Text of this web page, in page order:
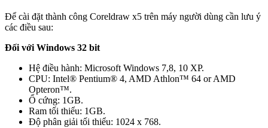
Để cài đặt thành công Coreldraw x5 trên máy người dùng cần lưu ý
các điều sau:
Đối với Windows 32 bit
Hệ điều hành: Microsoft Windows 7,8, 10 XP.
CPU: Intel® Pentium® 4, AMD Athlon™ 64 or AMD
Opteron™.
Ổ cứng: 1GB.
Ram tối thiểu: 1GB.
Độ phân giải tối thiểu: 1024 x 768.